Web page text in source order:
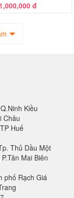
1,000,000 đ
Kiều
Châu
Huế
Thủ Dầu Một
Mai Biên
phố Rạch Giá